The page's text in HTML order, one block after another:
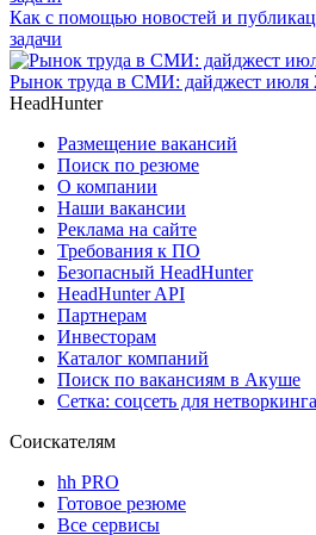
Как с помощью новостей и
задачи
Рынок труда в СМИ: дайджест июля
HeadHunter
Размещение вакансий
Поиск по резюме
О компании
Наши вакансии
Реклама на сайте
Требования к ПО
Безопасный HeadHunter
HeadHunter API
Партнерам
Инвесторам
Каталог компаний
Поиск по вакансиям в Акуше
Сетка: соцсеть для нетворкинга
Соискателям
hh PRO
Готовое резюме
Все сервисы